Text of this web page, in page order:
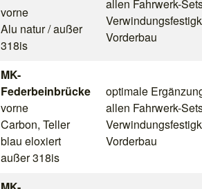
vorne
Alu natur / außer
318is
allen Fahrwerk-
Vorderbau
MK-
Federbeinbrücke
vorne
Carbon, Teller
blau eloxiert
außer 318is
optimale
allen Fahrwerk-
Vorderbau